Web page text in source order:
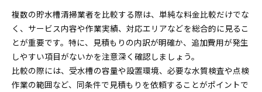
複数の貯水槽清掃業者を比較する際は、単純な料金比較だけでな
く、サービス内容や作業実績、対応エリアなどを総合的に見るこ
とが重要です。特に、見積もりの内訳が明確か、追加費用が発生
しやすい項目がないかを注意深く確認しましょう。
比較の際には、受水槽の容量や設置環境、必要な水質検査や点検
作業の範囲など、同条件で見積もりを依頼することがポイントで